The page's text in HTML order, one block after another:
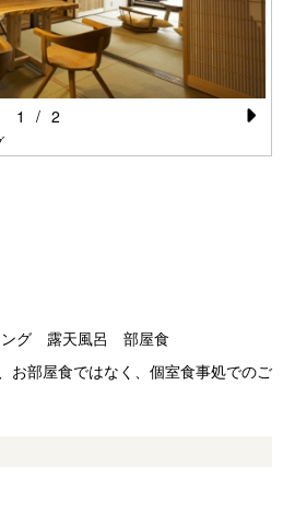
1 / 2
ング 露天風呂 部屋食
お部屋食ではなく、個室食事処でのご